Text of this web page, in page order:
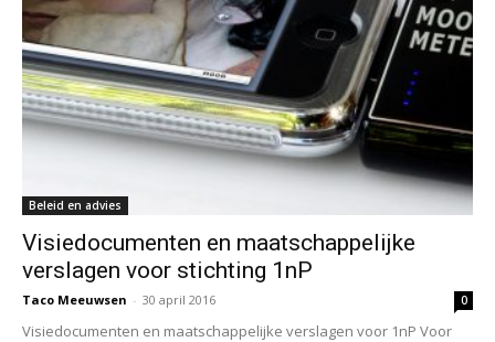
Beleid en advies
Visiedocumenten en maatschappelijke
verslagen voor stichting 1nP
Taco Meeuwsen - 30 april 2016 0
Visiedocumenten en maatschappelijke verslagen voor 1nP Voor